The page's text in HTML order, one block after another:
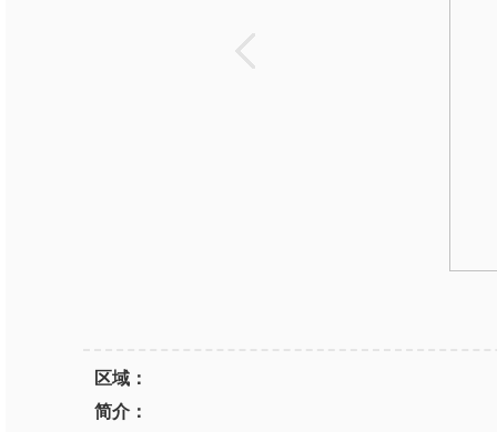
区域：
简介：